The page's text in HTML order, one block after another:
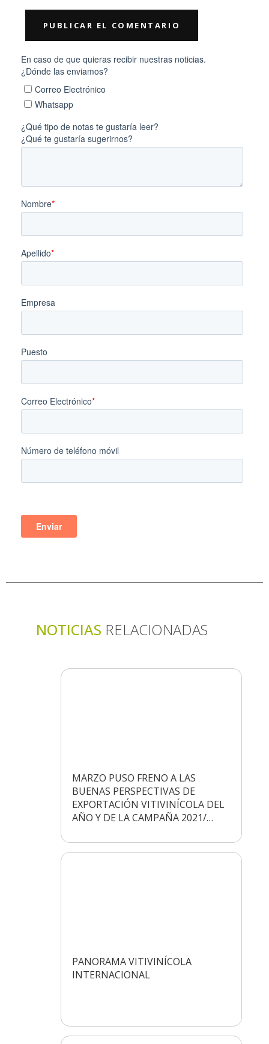
NOTICIAS RELACIONADAS
MARZO PUSO FRENO A LAS
BUENAS PERSPECTIVAS DE
EXPORTACIÓN VITIVINÍCOLA DEL
AÑO Y DE LA CAMPAÑA 2021/…
PANORAMA VITIVINÍCOLA
INTERNACIONAL